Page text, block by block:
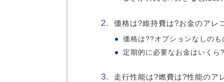
価格は?維持費は?お金のアレ
価格は??オプションなしの
定期的に必要なお金はいくら
走行性能は?燃費は?性能のア